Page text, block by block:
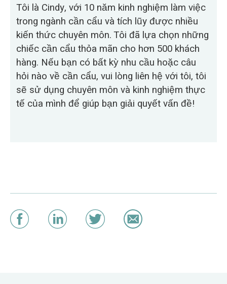
Tôi là Cindy, với 10 năm kinh nghiệm làm việc
trong ngành cần cẩu và tích lũy được nhiều
kiến thức chuyên môn. Tôi đã lựa chọn những
chiếc cần cẩu thỏa mãn cho hơn 500 khách
hàng. Nếu bạn có bất kỳ nhu cầu hoặc câu
hỏi nào về cần cẩu, vui lòng liên hệ với tôi, tôi
sẽ sử dụng chuyên môn và kinh nghiệm thực
tế của mình để giúp bạn giải quyết vấn đề!